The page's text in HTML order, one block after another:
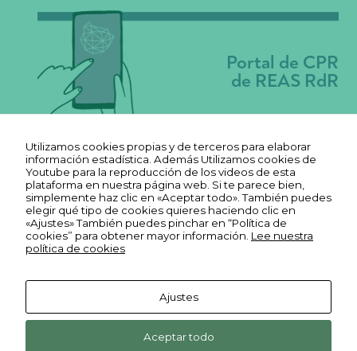
Portal de CPR
de REAS RdR
Ekonopolo. Polo de Economía
Social y Solidaria. Harrobia Plaza
Reas
Euskadi
Youtube
REAS
Aviso legal
Utilizamos cookies propias y de terceros para elaborar
información estadística. Además Utilizamos cookies de
Youtube para la reproducción de los videos de esta
plataforma en nuestra página web. Si te parece bien,
simplemente haz clic en «Aceptar todo». También puedes
elegir qué tipo de cookies quieres haciendo clic en
«Ajustes» También puedes pinchar en “Política de
cookies” para obtener mayor información. Lee nuestra
política de cookies
Ajustes
Aceptar todo